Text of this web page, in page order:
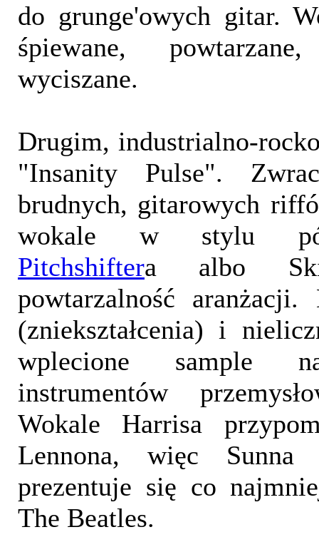
do grunge'owych gitar.
śpiewane,
wyciszane.
Drugim, industrialno-
"Insanity Pulse".
brudnych, gitarowych
wokale w stylu
Pitchshiftera albo
powtarzalność aranżacji.
(zniekształcenia) i
wplecione sample
instrumentów
Wokale Harrisa
Lennona, więc
prezentuje się co
The Beatles.